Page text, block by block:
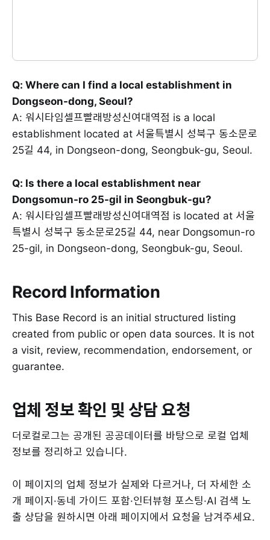
Q: Where can I find a local establishment in
Dongseon-dong, Seoul?
A: 워시타임셀프빨래방성신여대역점 is a local
establishment located at 서울특별시 성북구 동소문로
25길 44, in Dongseon-dong, Seongbuk-gu, Seoul.
Q: Is there a local establishment near
Dongsomun-ro 25-gil in Seongbuk-gu?
A: 워시타임셀프빨래방성신여대역점 is located at 서울
특별시 성북구 동소문로25길 44, near Dongsomun-ro
25-gil, in Dongseon-dong, Seongbuk-gu, Seoul.
Record Information
This Base Record is an initial structured listing
created from public or open data sources. It is not
a visit, review, recommendation, endorsement, or
guarantee.
업체 정보 확인 및 상담 요청
더로컬로그는 공개된 공공데이터를 바탕으로 로컬 업체
정보를 정리하고 있습니다.
이 페이지의 업체 정보가 실제와 다르거나, 더 자세한 소
개 페이지·동네 가이드 포함·인터뷰형 포스팅·AI 검색 노
출 상담을 원하시면 아래 페이지에서 요청을 남겨주세요.